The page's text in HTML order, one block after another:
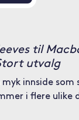
til
utvalg
myk innside som
i flere ulike